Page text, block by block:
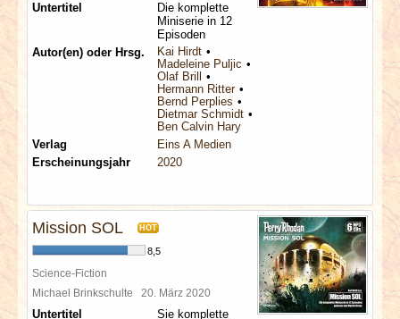
Untertitel
Die komplette
Miniserie in 12
Episoden
Autor(en) oder Hrsg.
Kai Hirdt
Madeleine Puljic
Olaf Brill
Hermann Ritter
Bernd Perplies
Dietmar Schmidt
Ben Calvin Hary
Verlag
Eins A Medien
Erscheinungsjahr
2020
Mission SOL HOT
8,5
Science-Fiction
Michael Brinkschulte 20. März 2020
Untertitel
Sie komplette